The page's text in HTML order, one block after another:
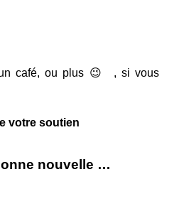
café, ou plus 😉 , si vous
votre soutien
nouvelle …